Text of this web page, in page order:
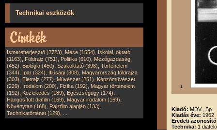
Technikai eszközök
Ismeretterjesztő (2723), Mese (1554), Iskolai, oktató
(1163), Földrajz (751), Politika (610), Mezőgazdaság
(452), Biológia (450), Szakoktató (398), Történelem
(344), Ipar (324), Ifjúsági (308), Magyarország földrajza
(303), Életrajz (277), Művészet (251), Képzőművészet
(229), Irodalom (200), Fizika (192), Magyar történelem
(192), Közlekedés (189), Egészségügy (174),
Hangosított diafilm (169), Magyar irodalom (169),
Növénytan (168), Rajzfilm alapján (133),
Technikatörténet (129),
1
Kiadó: MDV., Bp.
Kiadás éve: 1962
Eredeti
Technika: 1